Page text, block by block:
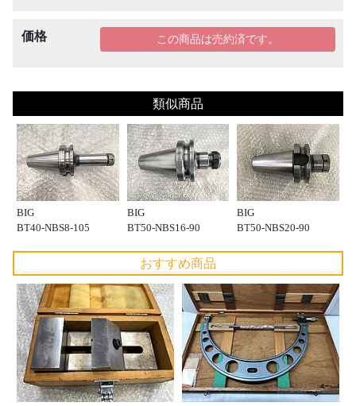
価格 この商品は売約済です。
類似商品
BIG
BT40-NBS8-105
BIG
BT50-NBS16-90
BIG
BT50-NBS20-90
おすすめ商品